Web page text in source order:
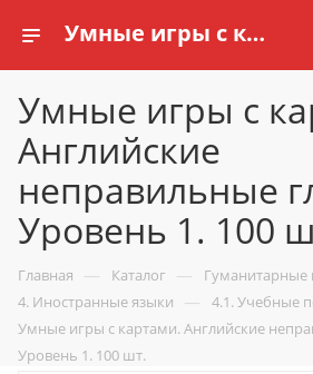
Умные игры с картами. Английские неправильные глаголы. Уровень 1. 100 шт. купить по доступной цене в интернет магазине schools.ru
Умные игры с
Английские
неправильные
Уровень 1. 100
Главная — Каталог — Гуманитарные
4. Иностранные языки — 4.1. Учебные
Умные игры с картами. Английские
Уровень 1. 100 шт.